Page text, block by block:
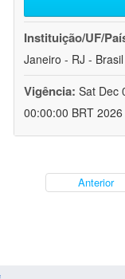
Instituição/UF/
Janeiro - RJ - Brasil
Vigência: Sat Dec
00:00:00 BRT 2026
Anterior